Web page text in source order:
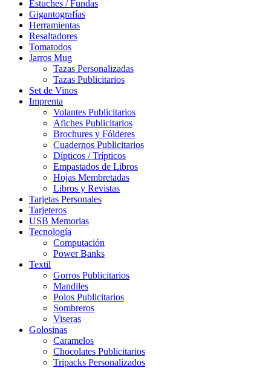
Estuches / Fundas
Gigantografías
Herramientas
Resaltadores
Tomatodos
Jarros Mug
Tazas Personalizadas
Tazas Publicitarios
Set de Vinos
Imprenta
Volantes Publicitarios
Afiches Publicitarios
Brochures y Fólderes
Cuadernos Publicitarios
Dípticos / Trípticos
Empastados de Libros
Hojas Membretadas
Libros y Revistas
Tarjetas Personales
Tarjeteros
USB Memorias
Tecnología
Computación
Power Banks
Textil
Gorros Publicitarios
Mandiles
Polos Publicitarios
Sombreros
Viseras
Golosinas
Caramelos
Chocolates Publicitarios
Tripacks Personalizados